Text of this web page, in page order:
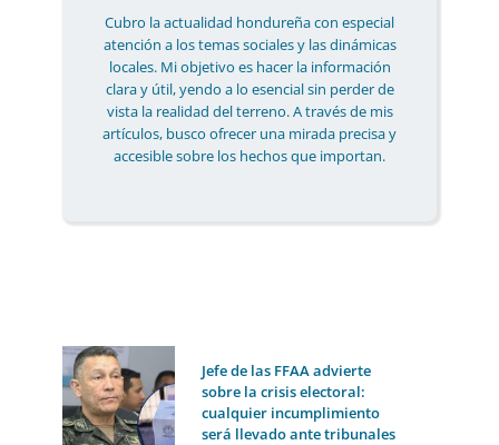
Cubro la actualidad hondureña con especial
atención a los temas sociales y las dinámicas
locales. Mi objetivo es hacer la información
clara y útil, yendo a lo esencial sin perder de
vista la realidad del terreno. A través de mis
artículos, busco ofrecer una mirada precisa y
accesible sobre los hechos que importan.
Jefe de las FFAA advierte
sobre la crisis electoral:
cualquier incumplimiento
será llevado ante tribunales